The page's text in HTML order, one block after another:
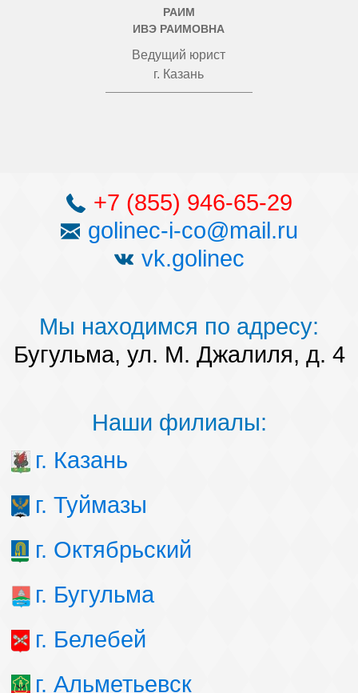
РАИМ
ИВЭ РАИМОВНА
Ведущий юрист
г. Казань
+7 (855) 946-65-29
golinec-i-co@mail.ru
vk.golinec
Мы находимся по адресу:
Бугульма, ул. М. Джалиля, д. 4
Наши филиалы:
г. Казань
г. Туймазы
г. Октябрьский
г. Бугульма
г. Белебей
г. Альметьевск